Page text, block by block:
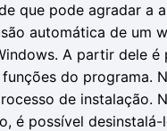
que pode agradar a
automática de um
A partir dele é
do programa.
de instalação.
é possível desinstalá-